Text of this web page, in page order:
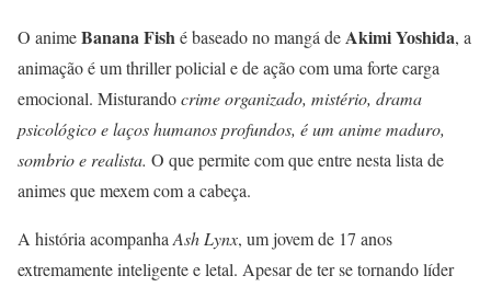
O animeBanana Fishé baseado no mangá deAkimi Yoshida, a
animação é um thriller policial e de ação com uma forte carga
emocional. Misturandocrime organizado, mistério, drama
psicológico e laços humanos profundos, é um anime maduro,
sombrio e realista. O que permite com que entre nesta lista de
animes que mexem com a cabeça.
A história acompanhaAsh Lynx, um jovem de 17 anos
extremamente inteligente e letal. Apesar de ter se tornando líder